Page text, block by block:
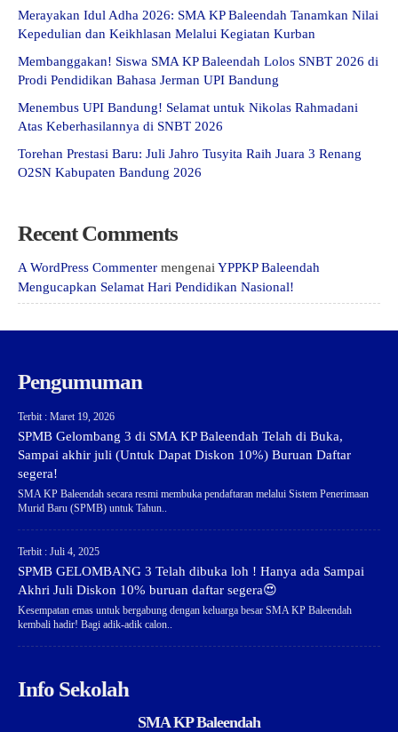
Merayakan Idul Adha 2026: SMA KP Baleendah Tanamkan Nilai
Kepedulian dan Keikhlasan Melalui Kegiatan Kurban
Membanggakan! Siswa SMA KP Baleendah Lolos SNBT 2026 di
Prodi Pendidikan Bahasa Jerman UPI Bandung
Menembus UPI Bandung! Selamat untuk Nikolas Rahmadani
Atas Keberhasilannya di SNBT 2026
Torehan Prestasi Baru: Juli Jahro Tusyita Raih Juara 3 Renang
O2SN Kabupaten Bandung 2026
Recent Comments
A WordPress Commenter mengenai YPPKP Baleendah
Mengucapkan Selamat Hari Pendidikan Nasional!
Pengumuman
Terbit : Maret 19, 2026
SPMB Gelombang 3 di SMA KP Baleendah Telah di Buka,
Sampai akhir juli (Untuk Dapat Diskon 10%) Buruan Daftar
segera!
SMA KP Baleendah secara resmi membuka pendaftaran melalui Sistem Penerimaan
Murid Baru (SPMB) untuk Tahun..
Terbit : Juli 4, 2025
SPMB GELOMBANG 3 Telah dibuka loh ! Hanya ada Sampai
Akhri Juli Diskon 10% buruan daftar segera😍
Kesempatan emas untuk bergabung dengan keluarga besar SMA KP Baleendah
kembali hadir! Bagi adik-adik calon..
Info Sekolah
SMA KP Baleendah